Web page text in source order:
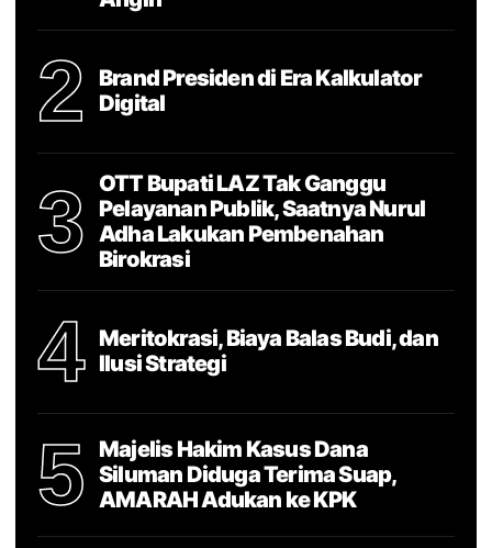
2
Brand Presiden di Era Kalkulator
Digital
3
OTT Bupati LAZ Tak Ganggu
Pelayanan Publik, Saatnya Nurul
Adha Lakukan Pembenahan
Birokrasi
4
Meritokrasi, Biaya Balas Budi, dan
Ilusi Strategi
5
Majelis Hakim Kasus Dana
Siluman Diduga Terima Suap,
AMARAH Adukan ke KPK